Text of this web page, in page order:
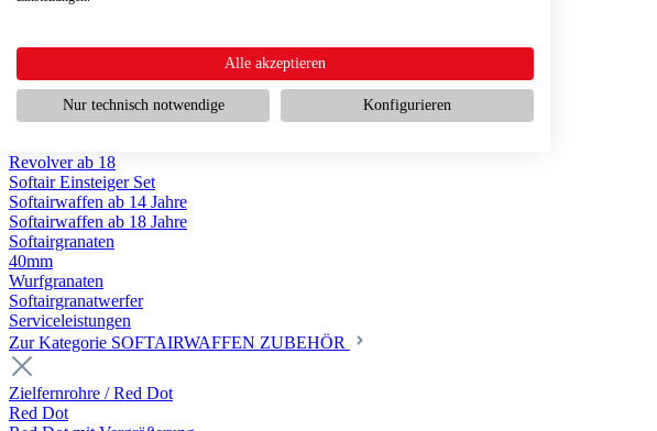
Scharfschützengewehr ab 18
Softair Pistolen
Softair Pistolen elektrisch ab 14
Softair Pistolen Federdruck ab 14
Softair Pistolen HPA Luftdruck ab 18
Revolver ab 18
Softair Einsteiger Set
Softairwaffen ab 14 Jahre
Softairwaffen ab 18 Jahre
Softairgranaten
40mm
Wurfgranaten
Softairgranatwerfer
Serviceleistungen
Zur Kategorie SOFTAIRWAFFEN ZUBEHÖR
Zielfernrohre / Red Dot
Red Dot
Alle akzeptieren
Nur technisch notwendige Konfigurieren